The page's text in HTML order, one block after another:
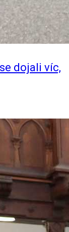
dojali víc,